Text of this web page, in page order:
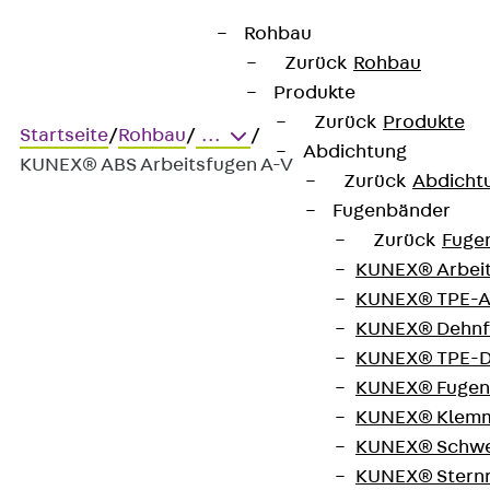
Rohbau
Zurück Rohbau
Produkte
Zurück Produkte
Abdichtung
Zurück
Fugenbänder
Zurück
KUNEX®
KUNEX®
KUNEX®
KUNEX®
KUNEX®
KUNEX®
KUNEX®
KUNEX®
Startseite/Rohbau/ ...
/
KUNEX® ABS Arbeitsfugen A-V
KUNEX® ABS Arbeitsfugen
Abschalelement mit